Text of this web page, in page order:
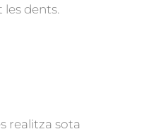
dents.
realitza sota